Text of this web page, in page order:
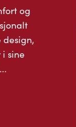
og
design,
sine